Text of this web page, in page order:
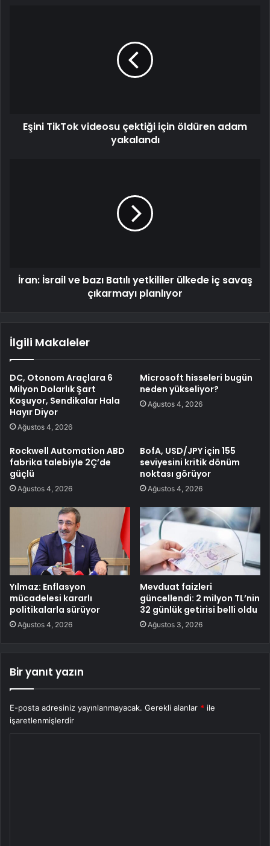
Eşini TikTok videosu çektiği için öldüren adam
yakalandı
İran: İsrail ve bazı Batılı yetkililer ülkede iç savaş
çıkarmayı planlıyor
İlgili Makaleler
DC, Otonom Araçlara 6
Milyon Dolarlık Şart
Koşuyor, Sendikalar Hala
Hayır Diyor
Ağustos 4, 2026
Microsoft hisseleri bugün
neden yükseliyor?
Ağustos 4, 2026
Rockwell Automation ABD
fabrika talebiyle 2Ç’de
güçlü
Ağustos 4, 2026
BofA, USD/JPY için 155
seviyesini kritik dönüm
noktası görüyor
Ağustos 4, 2026
Yılmaz: Enflasyon
mücadelesi kararlı
politikalarla sürüyor
Ağustos 4, 2026
Mevduat faizleri
güncellendi: 2 milyon TL’nin
32 günlük getirisi belli oldu
Ağustos 3, 2026
Bir yanıt yazın
E-posta adresiniz yayınlanmayacak. Gerekli alanlar * ile
işaretlenmişlerdir